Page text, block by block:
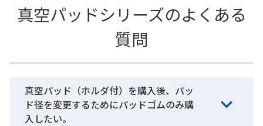
真空パッドシリーズのよくある
質問
真空パッド（ホルダ付）を購入後、パッ
ド径を変更するためにパッドゴムのみ購
入したい。